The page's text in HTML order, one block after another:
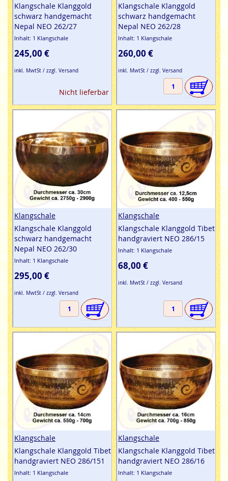
Klangschale Klanggold
schwarz handgemacht
Nepal NEO 262/27
Inhalt: 1 Klangschale
245,00 €
inkl. MwtSt / zzgl. Versand
Nicht lieferbar
Klangschale Klanggold
schwarz handgemacht
Nepal NEO 262/28
Inhalt: 1 Klangschale
260,00 €
inkl. MwtSt / zzgl. Versand
Klangschale
Klangschale Klanggold
schwarz handgemacht
Nepal NEO 262/30
Inhalt: 1 Klangschale
295,00 €
inkl. MwtSt / zzgl. Versand
Klangschale
Klangschale Klanggold Tibet
handgraviert NEO 286/15
Inhalt: 1 Klangschale
68,00 €
inkl. MwtSt / zzgl. Versand
Klangschale
Klangschale Klanggold Tibet
handgraviert NEO 286/151
Inhalt: 1 Klangschale
Klangschale
Klangschale Klanggold Tibet
handgraviert NEO 286/16
Inhalt: 1 Klangschale